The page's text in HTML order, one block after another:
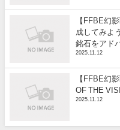
【FFBE幻
成してみよ
銘石をアド
2025.11.12
【FFBE幻
OF THE
2025.11.12